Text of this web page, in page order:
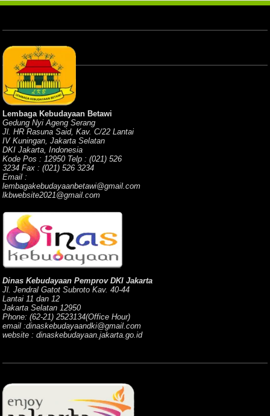
Lembaga Kebudayaan Betawi
Gedung Nyi Ageng Serang
Jl. HR Rasuna Said, Kav. C/22 Lantai
IV Kuningan, Jakarta Selatan
DKI Jakarta, Indonesia
Kode Pos : 12950 Telp : (021) 526
3234 Fax : (021) 526 3234
Email :
lembagakebudayaanbetawi@gmail.com
lkbwebsite2021@gmail.com
Dinas Kebudayaan Pemprov DKI Jakarta
Jl. Jendral Gatot Subroto Kav. 40-44
Lantai 11 dan 12
Jakarta Selatan 12950
Phone: (62-21) 2523134(Office Hour)
email :dinaskebudayaandki@gmail.com
website : dinaskebudayaan.jakarta.go.id